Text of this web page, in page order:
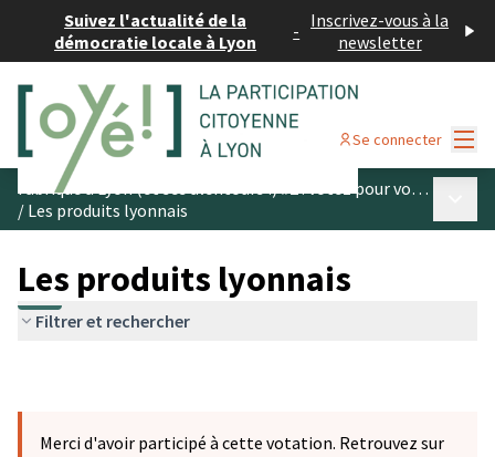
Suivez l'actualité de la
démocratie locale à Lyon
- Inscrivez-vous à la
newsletter
Se connecter
Fabriqué à Lyon (et ses alentours !) #2 : votez pour vos produits préférés
/ Les produits lyonnais
Les produits lyonnais
Filtrer et rechercher
Merci d'avoir participé à cette votation. Retrouvez sur